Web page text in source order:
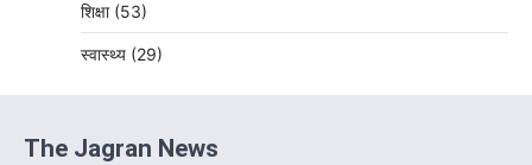
शिक्षा (53)
स्वास्थ्य (29)
The Jagran News